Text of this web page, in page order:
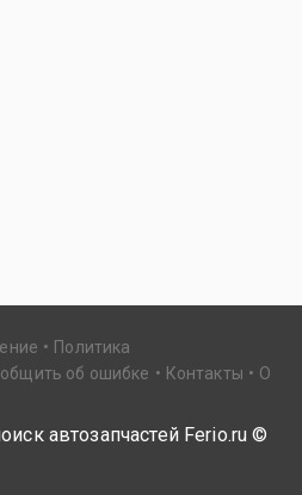
Политика
об ошибке Контакты
О
автозапчастей Ferio.ru ©